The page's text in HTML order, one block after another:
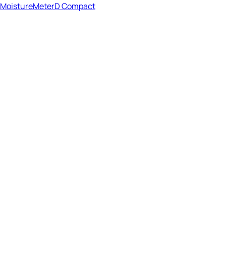
MoistureMeterD Compact